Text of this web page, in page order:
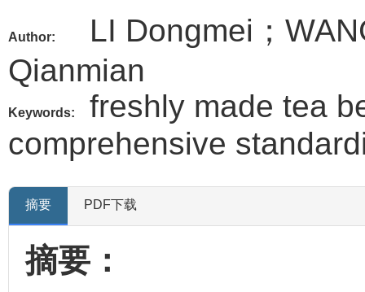
Author:
LI Dongmei；
Qianmian
Keywords:
freshly made tea
comprehensive
摘要 PDF下载
摘要：